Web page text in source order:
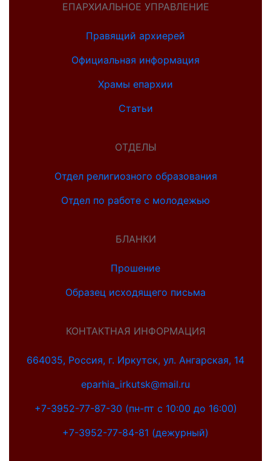
ЕПАРХИАЛЬНОЕ УПРАВЛЕНИЕ
Правящий архиерей
Официальная информация
Храмы епархии
Статьи
ОТДЕЛЫ
Отдел религиозного образования
Отдел по работе с молодежью
БЛАНКИ
Прошение
Образец исходящего письма
КОНТАКТНАЯ ИНФОРМАЦИЯ
664035, Россия, г. Иркутск, ул. Ангарская, 14
eparhia_irkutsk@mail.ru
+7-3952-77-87-30 (пн-пт с 10:00 до 16:00)
+7-3952-77-84-81 (дежурный)